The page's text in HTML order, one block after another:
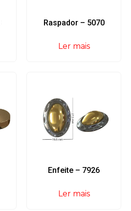
Raspador – 5070
Ler mais
Enfeite – 7926
Ler mais